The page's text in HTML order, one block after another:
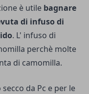
è utile bagnare
di in­fuso di
. L' in­fuso di
perchè molte
di camomilla.
da Pc e per le